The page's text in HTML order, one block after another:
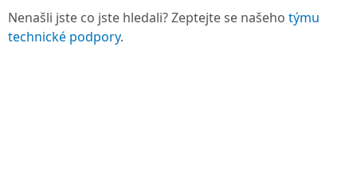
Nenašli jste co jste hledali? Zeptejte se našeho týmu
technické podpory.